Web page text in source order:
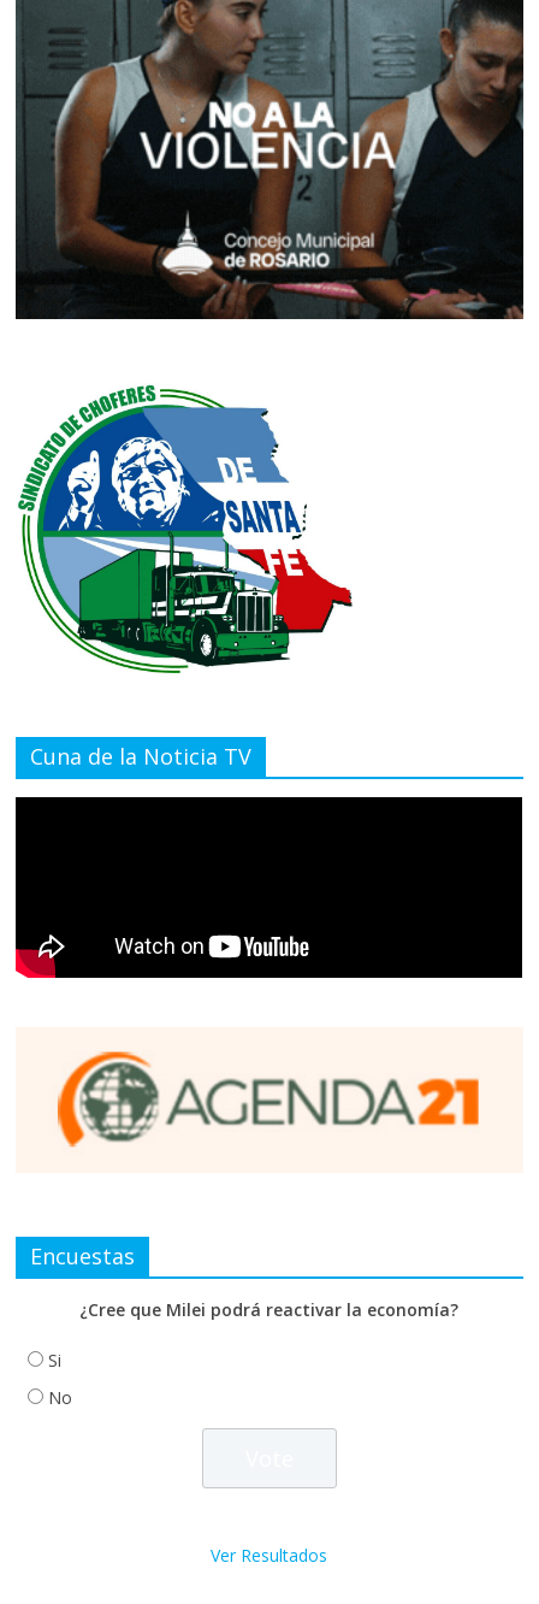
Cuna de la Noticia TV
Encuestas
¿Cree que Milei podrá reactivar la economía?
Si
No
Ver Resultados